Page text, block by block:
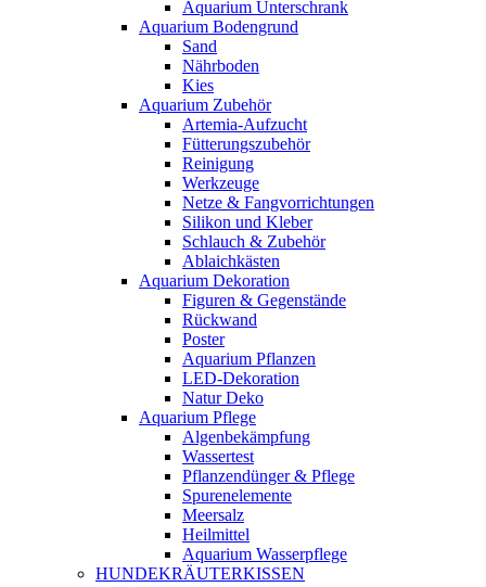
Aquarium Unterschrank
Aquarium Bodengrund
Sand
Nährboden
Kies
Aquarium Zubehör
Artemia-Aufzucht
Fütterungszubehör
Reinigung
Werkzeuge
Netze & Fangvorrichtungen
Silikon und Kleber
Schlauch & Zubehör
Ablaichkästen
Aquarium Dekoration
Figuren & Gegenstände
Rückwand
Poster
Aquarium Pflanzen
LED-Dekoration
Natur Deko
Aquarium Pflege
Algenbekämpfung
Wassertest
Pflanzendünger & Pflege
Spurenelemente
Meersalz
Heilmittel
Aquarium Wasserpflege
HUNDEKRÄUTERKISSEN